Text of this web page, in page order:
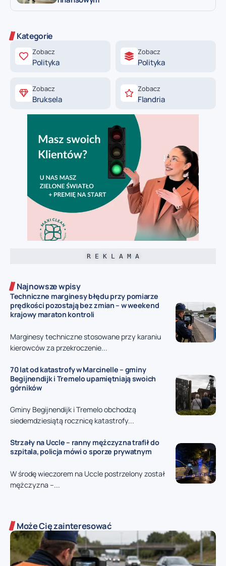
Kategorie
Zobacz
Polityka
Zobacz
Polityka
Zobacz
Bruksela
Zobacz
Flandria
R E K L A M A
Najnowsze wpisy
Techniczne marginesy błędu przy pomiarze
prędkości pozostają bez zmian – w weekend
krajowy maraton kontroli
Marginesy techniczne stosowane przy karaniu
kierowców za przekroczenie...
70 lat od katastrofy w Marcinelle – gminy
Begijnendijk i Tremelo upamiętniają swoich
górników
Gminy Begijnendijk i Tremelo obchodzą
siedemdziesiątą rocznicę katastrofy...
Strzały na Uccle – ranny mężczyzna trafił do
szpitala, policja mówi o sporze prywatnym
W środę wieczorem na Uccle postrzelony został
mężczyzna –...
Może Cię zainteresować